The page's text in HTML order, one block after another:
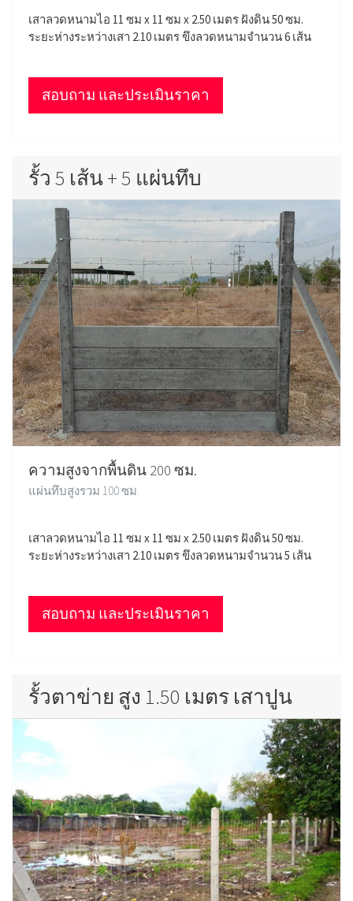
เสาลวดหนามไอ 11 ซม x 11 ซม x 2.50 เมตร ฝังดิน 50 ซม.
ระยะห่างระหว่างเสา 2.10 เมตร ขึงลวดหนามจำนวน 6 เส้น
สอบถาม และประเมินราคา
รั้ว 5 เส้น + 5 แผ่นทึบ
ความสูงจากพื้นดิน 200 ซม.
แผ่นทึบสูงรวม 100 ซม.
เสาลวดหนามไอ 11 ซม x 11 ซม x 2.50 เมตร ฝังดิน 50 ซม.
ระยะห่างระหว่างเสา 2.10 เมตร ขึงลวดหนามจำนวน 5 เส้น
สอบถาม และประเมินราคา
รั้วตาข่าย สูง 1.50 เมตร เสาปูน